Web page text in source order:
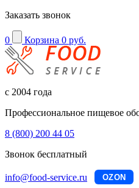
Заказать звонок
0 Корзина 0 руб.
с 2004 года
Профессиональное пищевое
8 (800) 200 44 05
Звонок бесплатный
info@food-service.ru OZON